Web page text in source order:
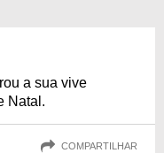
a sua vive
Natal.
COMPARTILHAR